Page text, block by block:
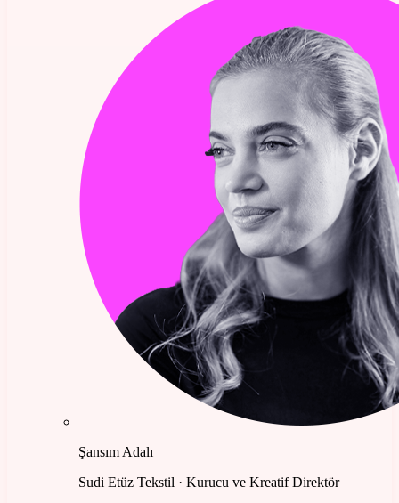
Şansım Adalı
Sudi Etüz Tekstil · Kurucu ve Kreatif Direktör